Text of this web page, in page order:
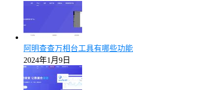
阿明查查万相台工具有哪些功能
2024年1月9日